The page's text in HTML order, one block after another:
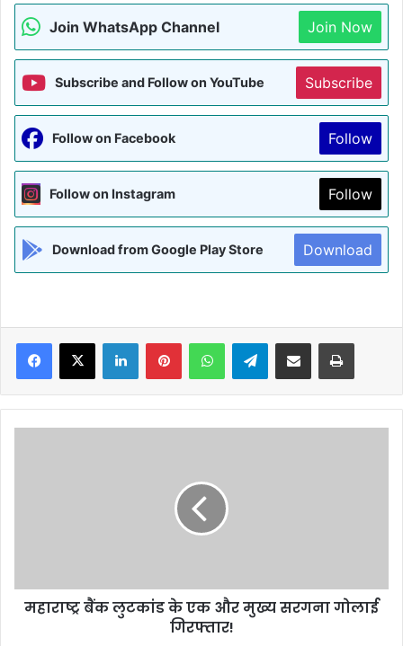
Join WhatsApp Channel Join Now
Subscribe and Follow on YouTube Subscribe
Follow on Facebook Follow
Follow on Instagram Follow
Download from Google Play Store Download
Facebook
X LinkedInPinterestWhatsAppTelegramShare via Email Print
गोलाई
गिरफ्तार!
महाराष्ट्र बैंक लुटकांड के एक और मुख्य सरगना गोलाई
गिरफ्तार!